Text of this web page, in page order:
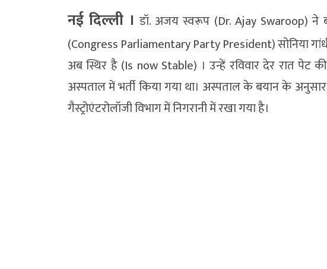
नई दिल्ली । डॉ. अजय स्वरूप (Dr. Ajay Swaroop) ने
(Congress Parliamentary Party President) सोनिया
अब स्थिर है (Is now Stable) । उन्हें रविवार देर रात पेट
अस्पताल में भर्ती किया गया था। अस्पताल के बयान के अनुसार,
गैस्ट्रोएंटरोलॉजी विभाग में निगरानी में रखा गया है।